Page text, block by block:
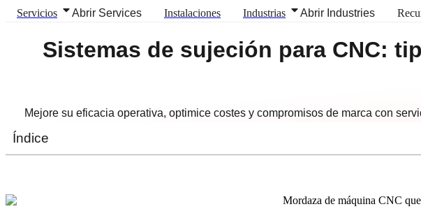
Servicios Abrir Services Instalaciones Industrias Abrir Industries
Sistemas de sujeción para CNC:
Mejore su eficacia operativa, optimice costes y compromisos de marca con
Índice